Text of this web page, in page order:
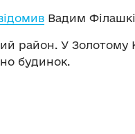
Вадим
район. У Золотому
будинок.